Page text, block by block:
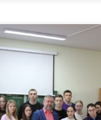
значимого проекта
со старением и профилактике
Тюмени самую массовый